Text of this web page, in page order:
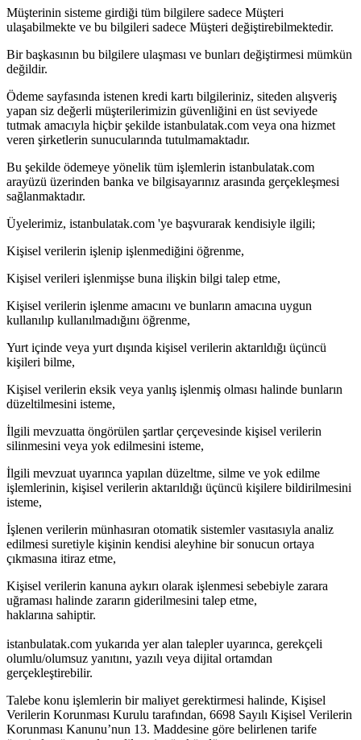
Müşterinin sisteme girdiği tüm bilgilere sadece Müşteri
ulaşabilmekte ve bu bilgileri sadece Müşteri değiştirebilmektedir.
Bir başkasının bu bilgilere ulaşması ve bunları değiştirmesi mümkün
değildir.
Ödeme sayfasında istenen kredi kartı bilgileriniz, siteden alışveriş
yapan siz değerli müşterilerimizin güvenliğini en üst seviyede
tutmak amacıyla hiçbir şekilde istanbulatak.com veya ona hizmet
veren şirketlerin sunucularında tutulmamaktadır.
Bu şekilde ödemeye yönelik tüm işlemlerin istanbulatak.com
arayüzü üzerinden banka ve bilgisayarınız arasında gerçekleşmesi
sağlanmaktadır.
Üyelerimiz, istanbulatak.com 'ye başvurarak kendisiyle ilgili;
Kişisel verilerin işlenip işlenmediğini öğrenme,
Kişisel verileri işlenmişse buna ilişkin bilgi talep etme,
Kişisel verilerin işlenme amacını ve bunların amacına uygun
kullanılıp kullanılmadığını öğrenme,
Yurt içinde veya yurt dışında kişisel verilerin aktarıldığı üçüncü
kişileri bilme,
Kişisel verilerin eksik veya yanlış işlenmiş olması halinde bunların
düzeltilmesini isteme,
İlgili mevzuatta öngörülen şartlar çerçevesinde kişisel verilerin
silinmesini veya yok edilmesini isteme,
İlgili mevzuat uyarınca yapılan düzeltme, silme ve yok edilme
işlemlerinin, kişisel verilerin aktarıldığı üçüncü kişilere bildirilmesini
isteme,
İşlenen verilerin münhasıran otomatik sistemler vasıtasıyla analiz
edilmesi suretiyle kişinin kendisi aleyhine bir sonucun ortaya
çıkmasına itiraz etme,
Kişisel verilerin kanuna aykırı olarak işlenmesi sebebiyle zarara
uğraması halinde zararın giderilmesini talep etme,
haklarına sahiptir.
istanbulatak.com yukarıda yer alan talepler uyarınca, gerekçeli
olumlu/olumsuz yanıtını, yazılı veya dijital ortamdan
gerçekleştirebilir.
Talebe konu işlemlerin bir maliyet gerektirmesi halinde, Kişisel
Verilerin Korunması Kurulu tarafından, 6698 Sayılı Kişisel Verilerin
Korunması Kanunu’nun 13. Maddesine göre belirlenen tarife